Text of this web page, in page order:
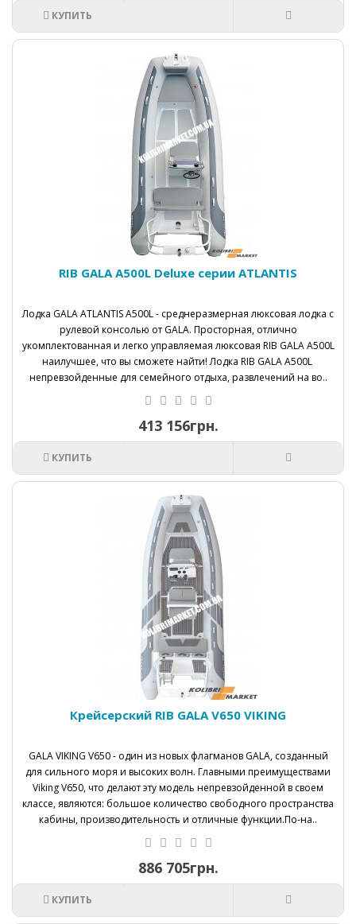
КУПИТЬ
RIB GALA A500L Deluxe серии ATLANTIS
Лодка GALA ATLANTIS A500L - среднеразмерная люксовая лодка с
рулевой консолью от GALA. Просторная, отлично
укомплектованная и легко управляемая люксовая RIB GALA A500L
наилучшее, что вы сможете найти! Лодка RIB GALA A500L
непревзойденные для семейного отдыха, развлечений на во..
413 156грн.
КУПИТЬ
Крейсерский RIB GALA V650 VIKING
GALA VIKING V650 - один из новых флагманов GALA, созданный
для сильного моря и высоких волн. Главными преимуществами
Viking V650, что делают эту модель непревзойденной в своем
классе, являются: большое количество свободного пространства
кабины, производительность и отличные функции.По-на..
886 705грн.
КУПИТЬ